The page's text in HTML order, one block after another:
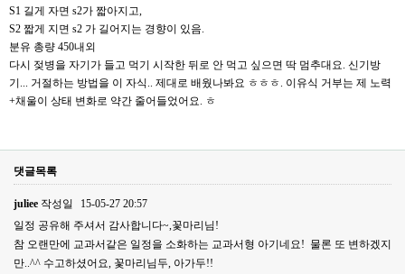
S1 길게 자면 s2가 짧아지고,
S2 짧게 지면 s2 가 길어지는 경향이 있음.
분유 총량 450내외
다시 젖병을 자기가 들고 먹기 시작한 뒤로 안 먹고 싶으면 딱 멈추대요. 신기방
기... 거절하는 방법을 이 자식.. 제대로 배웠나봐요 ㅎㅎㅎ. 이유식 거부는 제 노력
+채울이 상태 변화로 약간 줄어들었어요. ㅎ
댓글목록
juliee 작성일
15-05-27 20:57
일정 공유해 주셔서 감사합니다~,꽃마리님!
참 오랜만에 교과서같은 일정을 소화하는 교과서형 아기네요! 물론 또 변하겠지
만..^^ 수고하셨어요, 꽃마리님두, 아가두!!